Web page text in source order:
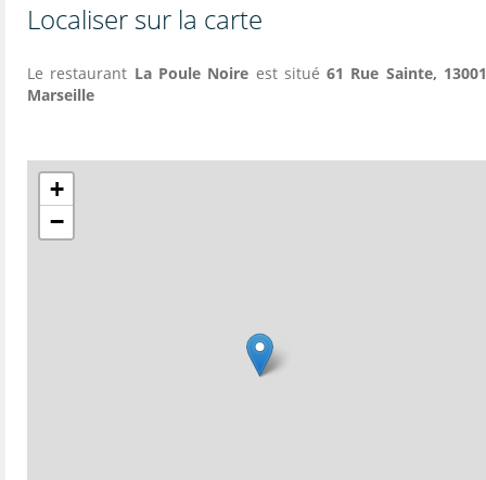
Localiser sur la carte
Le restaurant La Poule Noire est situé61 Rue Sainte,
Marseille
+
−